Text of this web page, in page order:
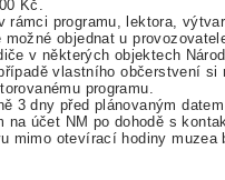
Kč.
rámci programu, lektora,
objednat u
v některých objektech
vlastního občerstvení si
programu.
3 dny před plánovaným
na účet NM po dohodě s
mimo otevírací hodiny muzea